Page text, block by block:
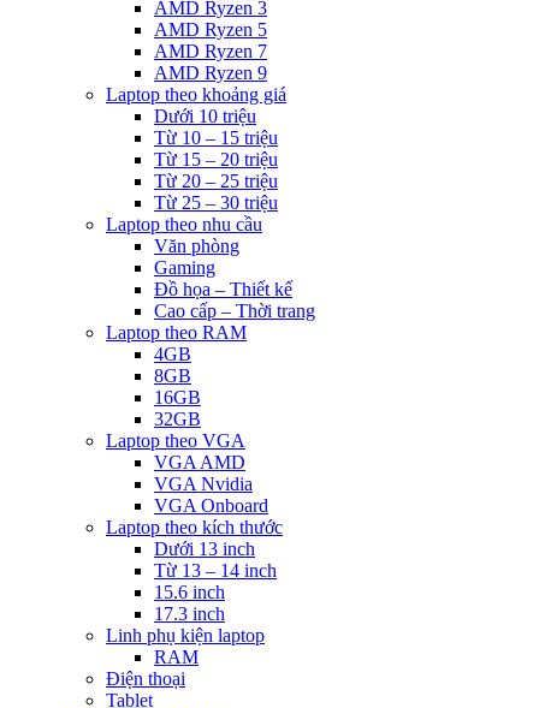
AMD Ryzen 3
AMD Ryzen 5
AMD Ryzen 7
AMD Ryzen 9
Laptop theo khoảng giá
Dưới 10 triệu
Từ 10 – 15 triệu
Từ 15 – 20 triệu
Từ 20 – 25 triệu
Từ 25 – 30 triệu
Laptop theo nhu cầu
Văn phòng
Gaming
Đồ họa – Thiết kế
Cao cấp – Thời trang
Laptop theo RAM
4GB
8GB
16GB
32GB
Laptop theo VGA
VGA AMD
VGA Nvidia
VGA Onboard
Laptop theo kích thước
Dưới 13 inch
Từ 13 – 14 inch
15.6 inch
17.3 inch
Linh phụ kiện laptop
RAM
Điện thoại
Tablet